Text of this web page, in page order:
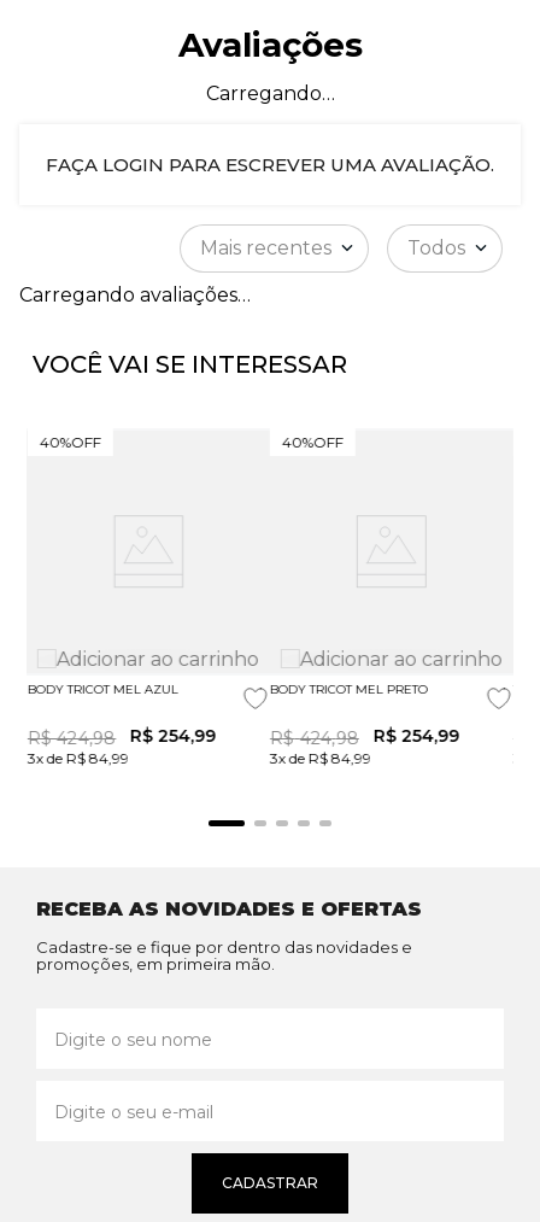
Avaliações
Carregando…
FAÇA LOGIN PARA ESCREVER UMA AVALIAÇÃO.
Mais recentes Todos
Carregando avaliações…
VOCÊ VAI SE INTERESSAR
40%OFF
BODY TRICOT MEL AZUL
R$ 424,98 R$ 254,99
3x de R$ 84,99
40%OFF
BODY TRICOT MEL PRETO
R$ 424,98 R$ 254,99
3x de R$ 84,99 3x
RECEBA AS NOVIDADES E OFERTAS
Cadastre-se e fique por dentro das novidades e
promoções, em primeira mão.
CADASTRAR